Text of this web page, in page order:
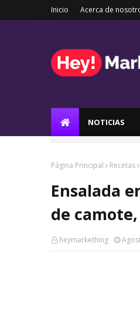
Inicio Acerca de
NOTICIAS
Página Principal Recetas
Ensalada
de
heymarkething